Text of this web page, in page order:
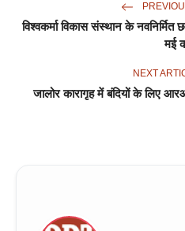
विश्वकर्मा विकास संस्थान के
मई
NEXT
जालोर कारागृह में बंदियों के लिए